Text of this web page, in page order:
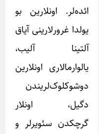
ائده‌لر. اونلارین بو
یولدا غرورلارینی آیاق
آلتینا آلیب،
یالوارمالاری اونلارین
دوشوکلوک‌لریندن
دگیل، اونلار
گرچکدن سئویرلر و